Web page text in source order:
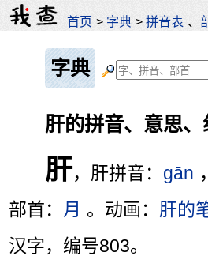
首页 > 字典 >拼音表 、
字典
肝的拼音、意思、
肝，肝拼音： gān
部首： 月 。动画： 肝的
汉字，编号803。